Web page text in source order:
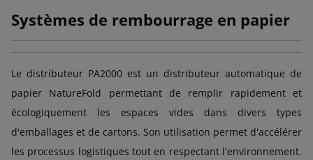
Systèmes de rembourrage en papier
Le distributeur PA2000 est un distributeur automatique de
papier NatureFold permettant de remplir rapidement et
écologiquement les espaces vides dans divers types
d'emballages et de cartons. Son utilisation permet d'accélérer
les processus logistiques tout en respectant l'environnement.